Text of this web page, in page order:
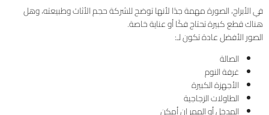
في الأبراج، الصورة مهمة جدًا لأنها توضح للشركة حجم الأثاث وطبيعته، وهل
هناك قطع كبيرة تحتاج فكًا أو عناية خاصة.
الصور الأفضل عادة تكون لـ:
الصالة
غرفة النوم
الأجهزة الكبيرة
الطاولات الزجاجية
المدخل أو الممر إن أمكن